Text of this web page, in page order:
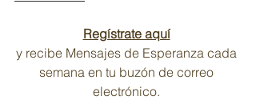
Regístrate aquí
y recibe Mensajes de Esperanza cada
semana en tu buzón de correo
electrónico.